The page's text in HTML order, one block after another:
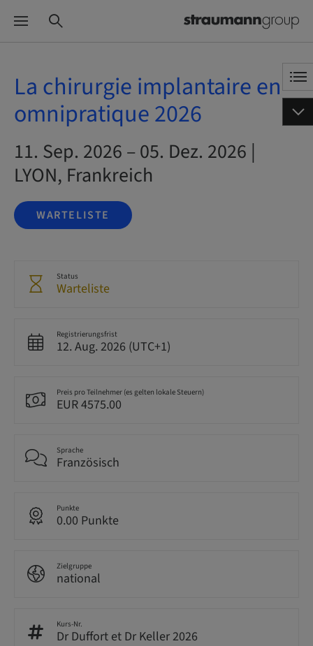
La chirurgie implantaire en
omnipratique 2026
11. Sep. 2026 – 05. Dez. 2026 |
LYON, Frankreich
WARTELISTE
Status
Warteliste
Registrierungsfrist
12. Aug. 2026 (UTC+1)
Preis pro Teilnehmer (es gelten lokale Steuern)
EUR 4575.00
Sprache
Französisch
Punkte
0.00 Punkte
Zielgruppe
national
Kurs-Nr.
Dr Duffort et Dr Keller 2026